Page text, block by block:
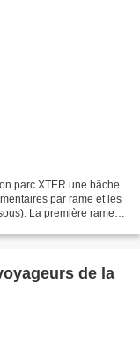
parc XTER une bâche
par rame et les
La première rame
de la